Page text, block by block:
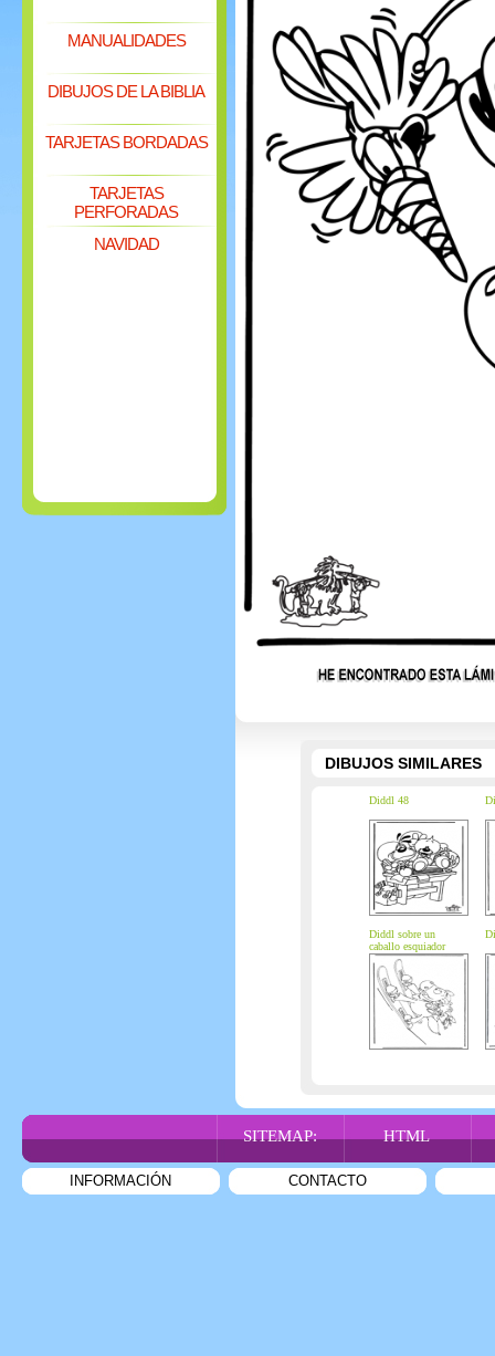
MANUALIDADES
DIBUJOS DE LA BIBLIA
TARJETAS BORDADAS
TARJETAS
PERFORADAS
NAVIDAD
DIBUJOS SIMILARES
Diddl 48
Diddl sobre un
caballo esquiador
SITEMAP: HTML
INFORMACIÓN CONTACTO